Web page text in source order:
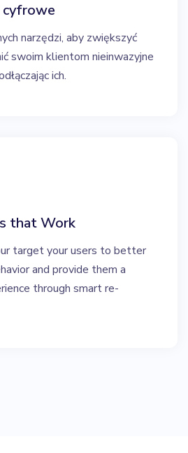
cyfrowe
narzędzi, aby zwiększyć
swoim klientom nieinwazyjne
ich.
that Work
target your users to better
and provide them a
through smart re-